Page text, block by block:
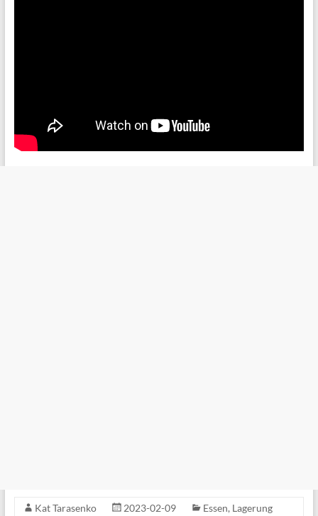
Kat Tarasenko 2023-02-09 Essen, Lagerung